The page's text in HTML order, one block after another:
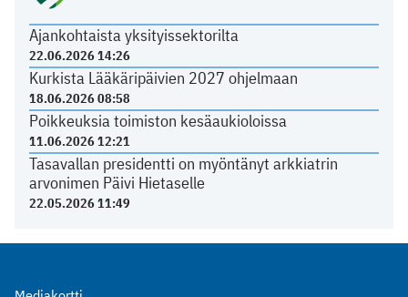
Ajankohtaista yksityissektorilta
22.06.2026 14:26
Kurkista Lääkäripäivien 2027 ohjelmaan
18.06.2026 08:58
Poikkeuksia toimiston kesäaukioloissa
11.06.2026 12:21
Tasavallan presidentti on myöntänyt arkkiatrin
arvonimen Päivi Hietaselle
22.05.2026 11:49